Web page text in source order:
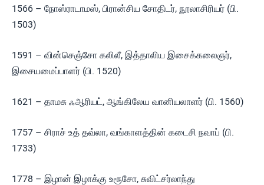
1566 – நோஸ்ராடாமஸ், பிரான்சிய சோதிடர், நூலாசிரியர் (பி.
1503)
1591 – வின்செஞ்சோ கலிலீ, இத்தாலிய இசைக்கலைஞர்,
இசையமைப்பாளர் (பி. 1520)
1621 – தாமசு ஃஆரியட், ஆங்கிலேய வானியலாளர் (பி. 1560)
1757 – சிராச் உத் தவ்லா, வங்காளத்தின் கடைசி நவாப் (பி.
1733)
1778 – இழான் இழாக்கு உரூசோ, சுவிட்சர்லாந்து